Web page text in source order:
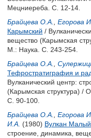
Мецниереба. С. 12-14.
Брайцева О.А.
Егорова
Карымский /
вещество (Карымская
М.: Наука. С. 243-254.
Брайцева О.А.
Тефростратиграфия и
Вулканический центр:
(Карымская структура) /
С. 90-100.
Брайцева О.А.
Егорова
И.А. (1980) Вулкан
строение, динамика,